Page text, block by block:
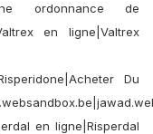
ordonnance de
en ligne|Valtrex
Du
en ligne|Risperdal